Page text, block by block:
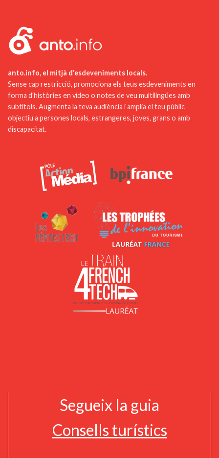
tradicions agrícoles i l'estil de vida rural d'antany.
oficines de turisme per descobrir llocs menys
coneguts però igualment fascinants. Finalment,
meteorològiques portant roba i impermeables
adequats, per tal de poder gaudir plenament de la
vostra estada faci el temps que faci.
anto.info, el mitjà d'esdeveniments locals.
Sense cap restricció, promociona els teus esdeveniments en
forma d'històries en vídeo o notes de veu multilingües amb
subtítols. Augmenta la teva audiència i amplia el teu públic
objectiu a persones locals, estrangeres, joves, grans o amb
discapacitat.
Segueix la guia
Consells turístics